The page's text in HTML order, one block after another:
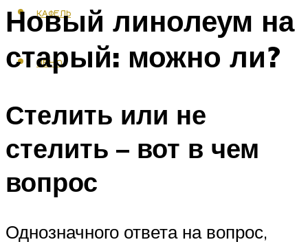
КАФЕЛЬ
МЕНЮ
Новый линолеум на
старый: можно ли?
Стелить или не
стелить – вот в чем
вопрос
Однозначного ответа на вопрос,